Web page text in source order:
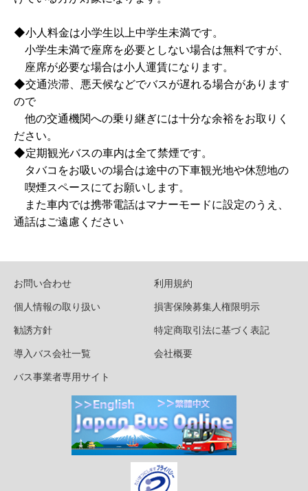
◆小人料金は小学生以上中学生未満です。
小学生未満で座席を必要としない場合は無料ですが、
座席が必要な場合は小人運賃になります。
◆交通渋滞、悪天候などでバスが遅れる場合があります
ので
他の交通機関への乗り継ぎには十分な余裕をお取りく
ださい。
◆定期観光バスの車内は全て禁煙です。
タバコをお吸いの場合は途中の下車観光地や休憩地の
喫煙スペースにてお願いします。
また車内では携帯電話はマナーモードに設定のうえ、
通話はご遠慮ください
お問い合わせ
利用規約
個人情報の取り扱い
損害保険募集人権限明示
勧誘方針
特定商取引法に基づく表記
導入バス会社一覧
会社概要
バス事業者専用サイト